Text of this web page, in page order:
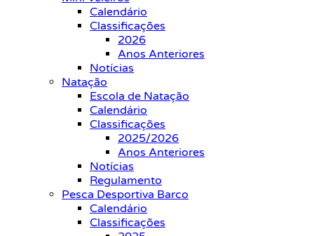
Calendário
Classificações
2026
Anos Anteriores
Notícias
Natação
Escola de Natação
Calendário
Classificações
2025/2026
Anos Anteriores
Notícias
Regulamento
Pesca Desportiva Barco
Calendário
Classificações